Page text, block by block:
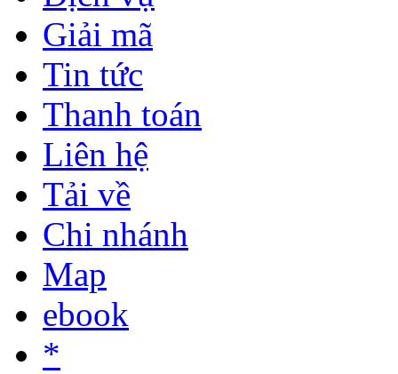
Giải mã
Tin tức
Thanh toán
Liên hệ
Tải về
Chi nhánh
Map
ebook
*